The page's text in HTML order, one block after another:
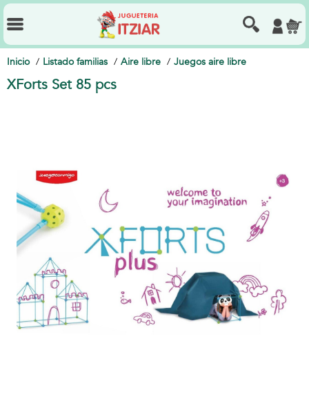
Inicio Listado familias Aire libre Juegos aire libre
XForts Set 85 pcs